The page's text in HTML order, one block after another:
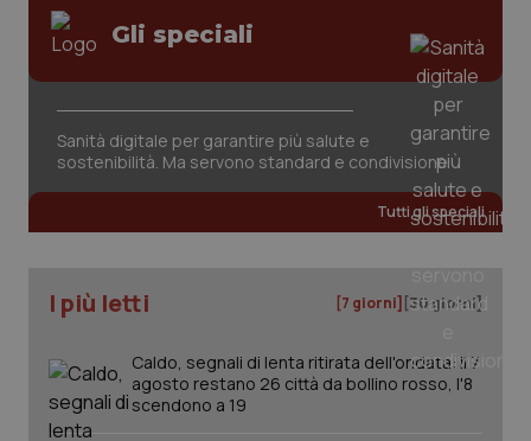
Salute orale & impianti
Sangue & coagulazione
Tiroide
Tumori gastrointestinali
Gli speciali
Sanità digitale per garantire più salute e
sostenibilità. Ma servono standard e condivisione
Tutti gli speciali
I più letti [7 giorni] [30 giorni]
Caldo, segnali di lenta ritirata dell'ondata: il 7
agosto restano 26 città da bollino rosso, l'8
scendono a 19
VISITOR_PRIVACY_METADATA
CookieScriptConsent